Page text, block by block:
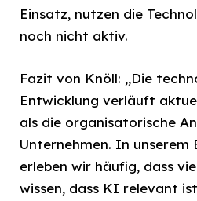
Einsatz, nutzen die
noch nicht aktiv.
Fazit von Knöll: „Die
Entwicklung verläuft
als die organisatorische
Unternehmen. In
erleben wir häufig, dass
wissen, dass KI relevant